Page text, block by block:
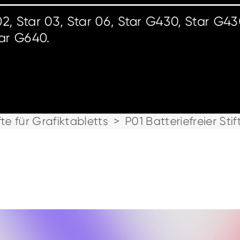
Star 03, Star 06, Star G430, Star
G640.
für Grafiktabletts > P01 Batteriefreier